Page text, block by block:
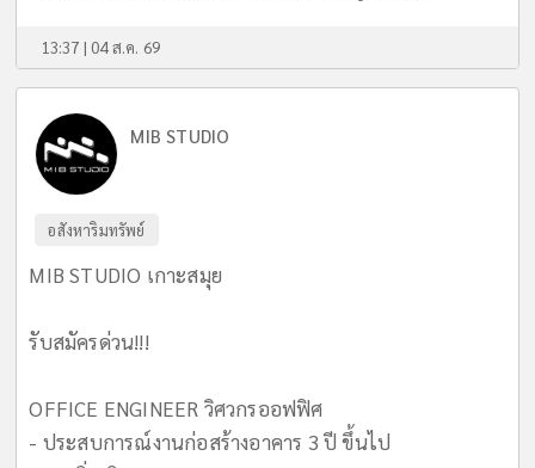
13:37 | 04 ส.ค. 69
MIB STUDIO
อสังหาริมทรัพย์
MIB STUDIO เกาะสมุย
รับสมัครด่วน!!!
OFFICE ENGINEER วิศวกรออฟฟิศ
- ประสบการณ์งานก่อสร้างอาคาร 3 ปี ขึ้นไป